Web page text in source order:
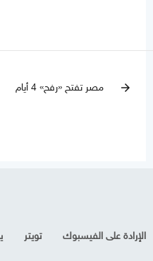
arrow_forward مصر تفتح «رفح» 4 أيام
الإرادة على الفيسبوك تويتر